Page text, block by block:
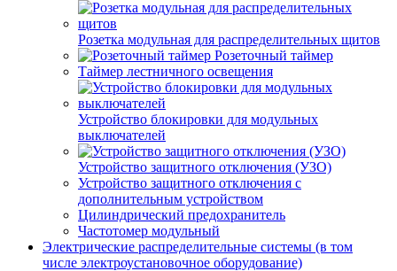
Розетка модульная для распределительных щитов
Розеточный таймер
Таймер лестничного освещения
Устройство блокировки для модульных
выключателей
Устройство защитного отключения (УЗО)
Устройство защитного отключения с
дополнительным устройством
Цилиндрический предохранитель
Частотомер модульный
Электрические распределительные системы (в том
числе электроустановочное оборудование)